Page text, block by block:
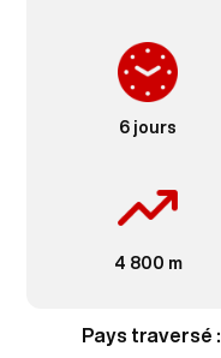
6 jours
4 800 m
Pays traversé :